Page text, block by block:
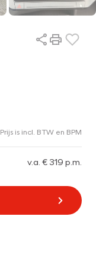
Prijs is incl. BTW en BPM
v.a. € 319 p.m.